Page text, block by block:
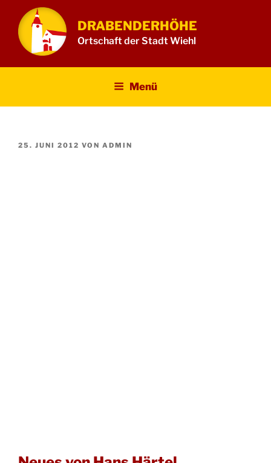
Inhalt
springen
DRABENDERHÖHE
Ortschaft der Stadt Wiehl
Menü
VERÖFFENTLICHT
25. JUNI 2012 VON ADMIN